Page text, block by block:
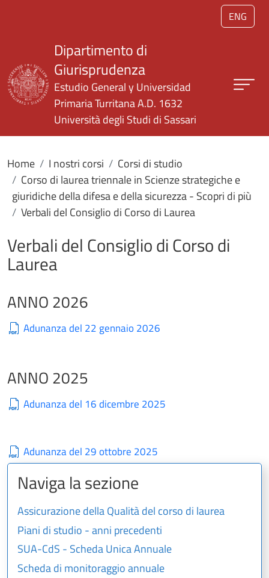
Salta al contenuto principale
ENG
Dipartimento di
Giurisprudenza
Estudio General y Universidad
Primaria Turritana A.D. 1632
Università degli Studi di Sassari
Home I nostri corsi
Corsi di studio
Corso di laurea triennale in Scienze strategiche e
giuridiche della difesa e della sicurezza - Scopri di più
Verbali del Consiglio di Corso di Laurea
Verbali del Consiglio di Corso di
Laurea
ANNO 2026
Adunanza del 22 gennaio 2026
ANNO 2025
Adunanza del 16 dicembre 2025
Adunanza del 29 ottobre 2025
Naviga la sezione
Assicurazione della Qualità del corso di laurea
Piani di studio - anni precedenti
SUA-CdS - Scheda Unica Annuale
Scheda di monitoraggio annuale